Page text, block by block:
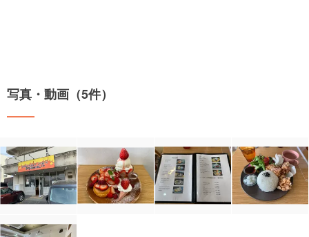
写真・動画（5件）